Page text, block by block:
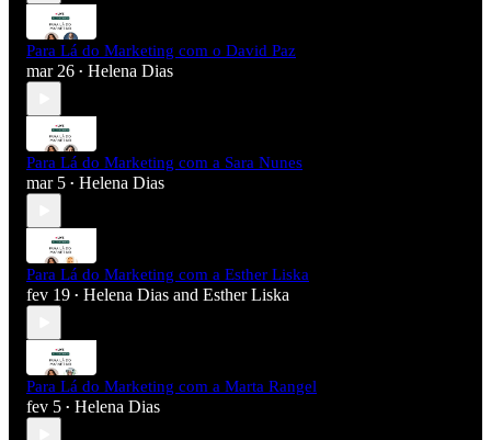
Para Lá do Marketing com o David Paz
mar 26 • Helena Dias
Para Lá do Marketing com a Sara Nunes
mar 5 • Helena Dias
Para Lá do Marketing com a Esther Liska
fev 19 • Helena Dias and Esther Liska
Para Lá do Marketing com a Marta Rangel
fev 5 • Helena Dias